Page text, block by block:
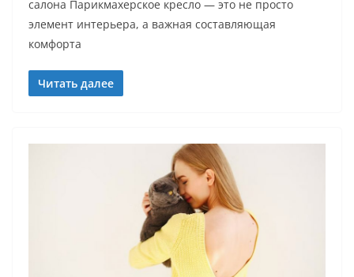
салона Парикмахерское кресло — это не просто
элемент интерьера, а важная составляющая
комфорта
Читать далее